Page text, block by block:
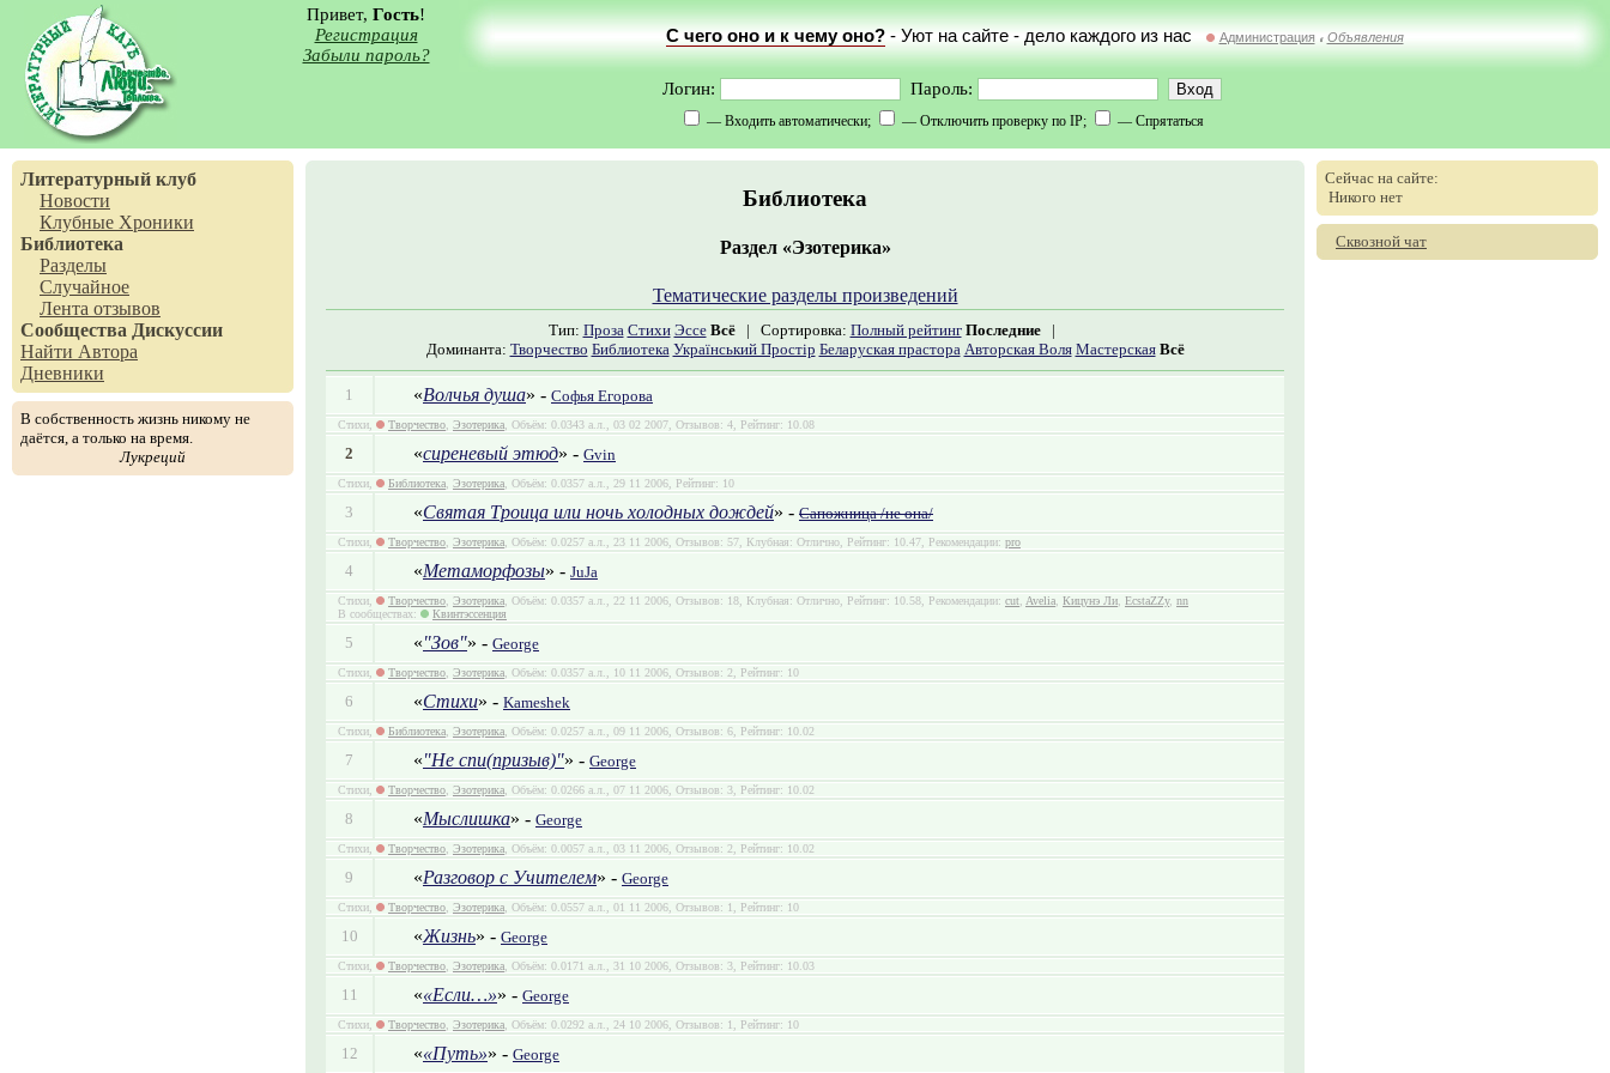
Привет, Гость!
Регистрация
Забыли пароль?
С чего оно и к чему оно?- Уют на сайте - дело каждого из нас Администрация // Объявления
Логин: Пароль:
— Входить автоматически; — Отключить проверку по IP; — Спрятаться
Литературный клуб
Новости
Клубные Хроники
Библиотека
Разделы
Случайное
Лента отзывов
Сообщества Дискуссии
Найти Автора
Дневники
В собственность жизнь никому не
даётся, а только на время.
Лукреций
Библиотека
Раздел «Эзотерика»
Тематические разделы произведений
Тип: Проза Стихи Эссе Всё | Сортировка: Полный рейтинг Последние
|
Доминанта: Творчество Библиотека Український Простір Беларуская прастора Авторская Воля Мастерская Всё
1 «Волчья душа» - Софья Егорова
Стихи, Творчество Эзотерика , Объём: 0.0343 а.л., 03 02 2007, Отзывов: 4, Рейтинг: 10.08
2 «сиреневый этюд» - Gvin
Стихи, Библиотека Эзотерика , Объём: 0.0357 а.л., 29 11 2006, Рейтинг: 10
3 «Святая Троица или ночь холодных дождей» - Сапожница /не она/
Стихи, Творчество Эзотерика , Объём: 0.0257 а.л., 23 11 2006, Отзывов: 57, Клубная: Отлично, Рейтинг: 10.47, Рекомендации: pro
4 «Метаморфозы» - JuJa
Стихи, Творчество Эзотерика , Объём: 0.0357 а.л., 22 11 2006, Отзывов: 18, Клубная: Отлично, Рейтинг: 10.58, Рекомендации: cut Avelia Кицунэ Ли EcstaZZy, nn
В сообществах:
Квинтэссенция
5 «"Зов"» - George
Стихи, Творчество Эзотерика , Объём: 0.0357 а.л., 10 11 2006, Отзывов: 2, Рейтинг: 10
6 «Стихи» - Kameshek
Стихи, Библиотека Эзотерика , Объём: 0.0257 а.л., 09 11 2006, Отзывов: 6, Рейтинг: 10.02
7 «"Не спи(призыв)"» - George
Стихи, Творчество Эзотерика , Объём: 0.0266 а.л., 07 11 2006, Отзывов: 3, Рейтинг: 10.02
8 «Мыслишка» - George
Стихи, Творчество Эзотерика , Объём: 0.0057 а.л., 03 11 2006, Отзывов: 2, Рейтинг: 10.02
9 «Разговор с Учителем» - George
Стихи, Творчество Эзотерика , Объём: 0.0557 а.л., 01 11 2006, Отзывов: 1, Рейтинг: 10
10 «Жизнь» - George
Стихи, Творчество Эзотерика , Объём: 0.0171 а.л., 31 10 2006, Отзывов: 3, Рейтинг: 10.03
11 ««Если…»» - George
Стихи, Творчество Эзотерика , Объём: 0.0292 а.л., 24 10 2006, Отзывов: 1, Рейтинг: 10
12 ««Путь»» - George
Сейчас на сайте:
Никого нет
Сквозной чат